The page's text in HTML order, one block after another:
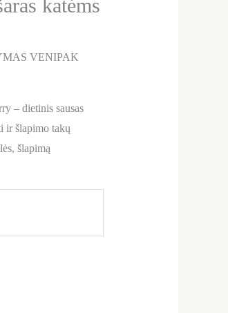
katėms
VENIPAK
– dietinis sausas
ir šlapimo takų
šlapimą